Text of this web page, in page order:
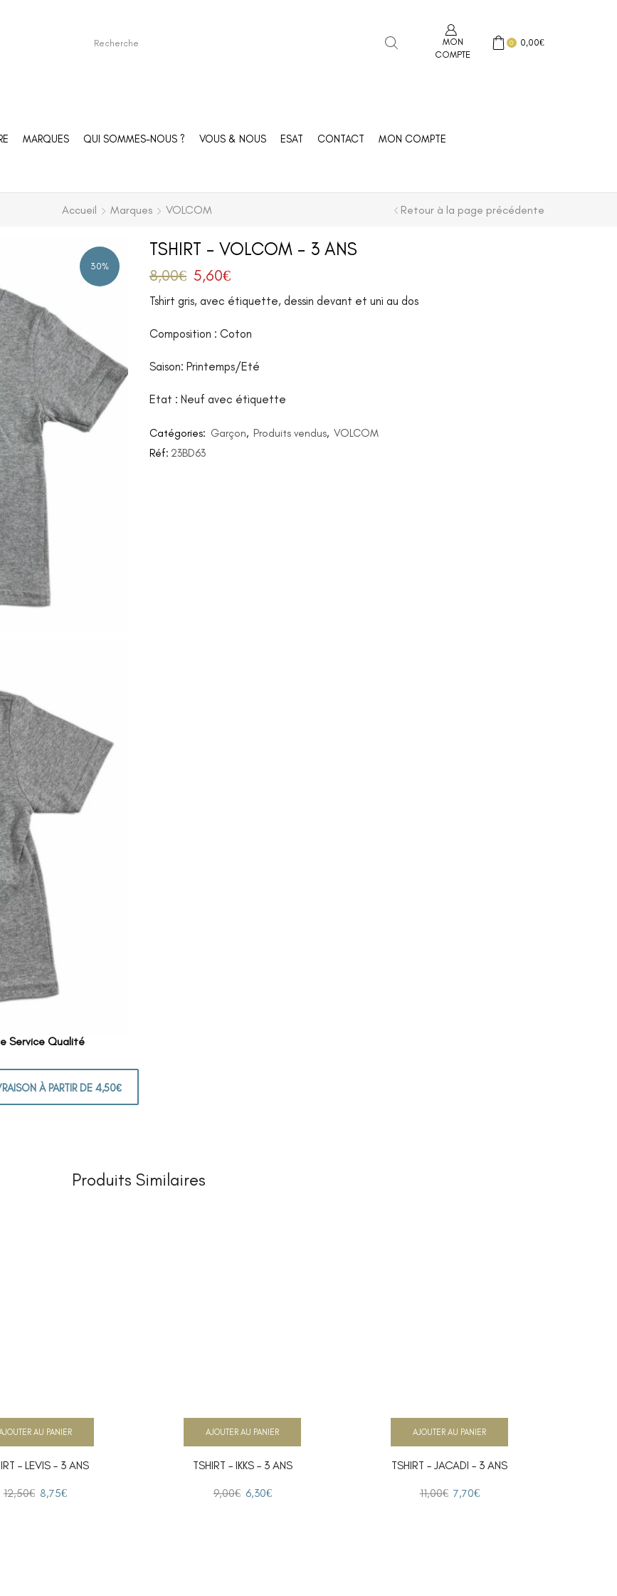
MON
COMPTE
0 0,00€
MARQUES QUI SOMMES-NOUS ? VOUS & NOUS ESAT CONTACT MON COMPTE
Accueil Marques VOLCOM Retour à la page précédente
30%
TSHIRT – VOLCOM – 3 ANS
8,00€ 5,60€
Tshirt gris, avec étiquette, dessin devant et uni au dos
Composition : Coton
Saison: Printemps/Eté
Etat : Neuf avec étiquette
Catégories: Garçon, Produits vendus, VOLCOM
Réf: 23BD63
Service Qualité
À PARTIR DE 4,50€
Produits Similaires
– LEVIS – 3 ANS
12,50€ 8,75€
AU PANIER
TSHIRT – IKKS – 3 ANS
9,00€ 6,30€
AJOUTER AU PANIER
TSHIRT – JACADI – 3 ANS
11,00€ 7,70€
AJOUTER AU PANIER